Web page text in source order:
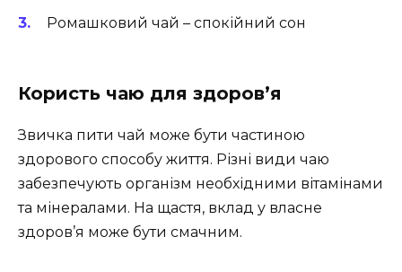
Ромашковий чай – спокійний сон
Користь чаю для здоров’я
Звичка пити чай може бути частиною
здорового способу життя. Різні види чаю
забезпечують організм необхідними вітамінами
та мінералами. На щастя, вклад у власне
здоров’я може бути смачним.